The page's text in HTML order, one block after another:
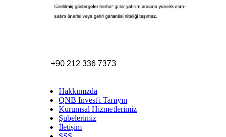
+90 212 336 7373
Hakkımızda
QNB Invest'i Tanıyın
Kurumsal Hizmetlerimiz
Şubelerimiz
İletişim